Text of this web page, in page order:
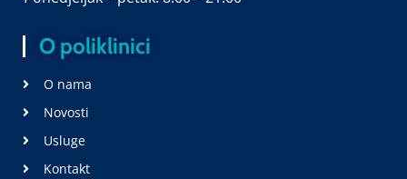
O poliklinici
O nama
Novosti
Usluge
Kontakt